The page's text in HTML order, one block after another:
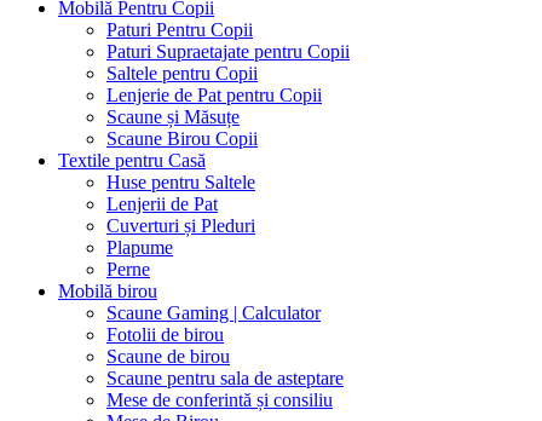
Mobilă Pentru Copii
Paturi Pentru Copii
Paturi Supraetajate pentru Copii
Saltele pentru Copii
Lenjerie de Pat pentru Copii
Scaune și Măsuțe
Scaune Birou Copii
Textile pentru Casă
Huse pentru Saltele
Lenjerii de Pat
Cuverturi și Pleduri
Plapume
Perne
Mobilă birou
Scaune Gaming | Calculator
Fotolii de birou
Scaune de birou
Scaune pentru sala de asteptare
Mese de conferintă și consiliu